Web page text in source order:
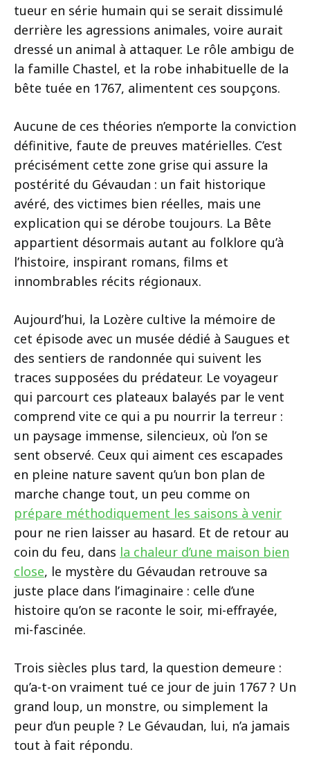
tueur en série humain qui se serait dissimulé
derrière les agressions animales, voire aurait
dressé un animal à attaquer. Le rôle ambigu de
la famille Chastel, et la robe inhabituelle de la
bête tuée en 1767, alimentent ces soupçons.
Aucune de ces théories n’emporte la conviction
définitive, faute de preuves matérielles. C’est
précisément cette zone grise qui assure la
postérité du Gévaudan : un fait historique
avéré, des victimes bien réelles, mais une
explication qui se dérobe toujours. La Bête
appartient désormais autant au folklore qu’à
l’histoire, inspirant romans, films et
innombrables récits régionaux.
Aujourd’hui, la Lozère cultive la mémoire de
cet épisode avec un musée dédié à Saugues et
des sentiers de randonnée qui suivent les
traces supposées du prédateur. Le voyageur
qui parcourt ces plateaux balayés par le vent
comprend vite ce qui a pu nourrir la terreur :
un paysage immense, silencieux, où l’on se
sent observé. Ceux qui aiment ces escapades
en pleine nature savent qu’un bon plan de
marche change tout, un peu comme on
prépare méthodiquement les saisons à venir
pour ne rien laisser au hasard. Et de retour au
coin du feu, dans la chaleur d’une maison bien
close, le mystère du Gévaudan retrouve sa
juste place dans l’imaginaire : celle d’une
histoire qu’on se raconte le soir, mi-effrayée,
mi-fascinée.
Trois siècles plus tard, la question demeure :
qu’a-t-on vraiment tué ce jour de juin 1767 ? Un
grand loup, un monstre, ou simplement la
peur d’un peuple ? Le Gévaudan, lui, n’a jamais
tout à fait répondu.